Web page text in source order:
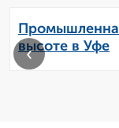
высоте в Уфе
‹